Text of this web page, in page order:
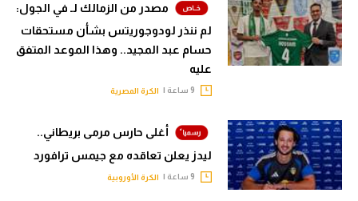
مصدر من الزمالك لـ في الجول:
لم ننذر لودوجوريتس بشأن مستحقات
حسام عبد المجيد.. وهذا الموعد المتفق
عليه
الكرة المصرية
أغلى حارس مرمى بريطاني..
ليدز يعلن تعاقده مع جيمس ترافورد
الكرة الأوروبية